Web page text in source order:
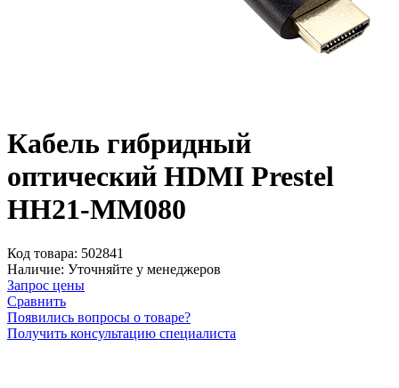
Кабель гибридный
оптический HDMI Prestel
HH21-MM080
Код товара: 502841
Наличие: Уточняйте у менеджеров
Запрос цены
Сравнить
Появились вопросы о товаре?
Получить консультацию специалиста